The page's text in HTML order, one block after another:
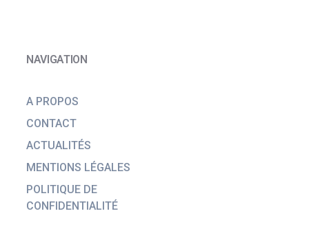
NAVIGATION
A PROPOS
CONTACT
ACTUALITÉS
MENTIONS LÉGALES
POLITIQUE DE
CONFIDENTIALITÉ